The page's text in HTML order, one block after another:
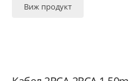
Виж продукт